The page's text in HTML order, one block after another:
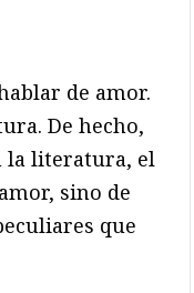
de amor.
De hecho,
la literatura, el
sino de
que